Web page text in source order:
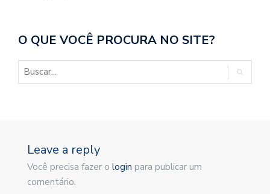
O QUE VOCÊ PROCURA NO SITE?
Leave a reply
Você precisa fazer o login para publicar um
comentário.